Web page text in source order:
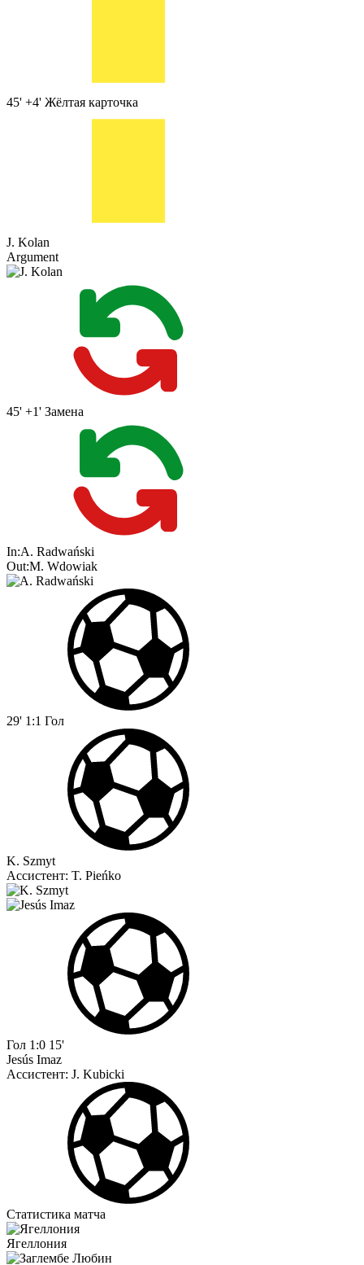
45' +4' Жёлтая карточка
J. Kolan
Argument
45' +1' Замена
In:A. Radwański
Out:M. Wdowiak
29' 1:1 Гол
K. Szmyt
Ассистент: T. Pieńko
Гол 1:0 15'
Jesús Imaz
Ассистент: J. Kubicki
Статистика матча
Ягеллония